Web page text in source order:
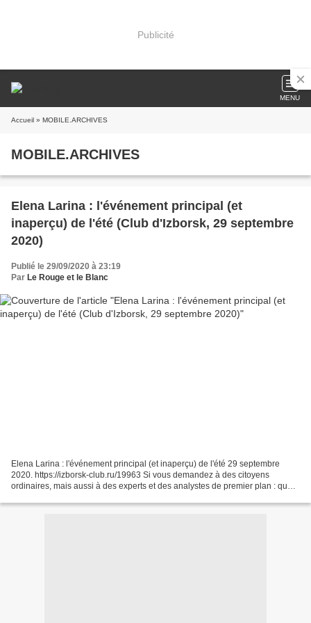
Publicité
MENU
Accueil » MOBILE.ARCHIVES
MOBILE.ARCHIVES
Elena Larina : l'événement principal (et
inaperçu) de l'été (Club d'Izborsk, 29 septembre
2020)
Publié le 29/09/2020 à 23:19
Par Le Rouge et le Blanc
Elena Larina : l'événement principal (et inaperçu) de l'été 29 septembre
2020. https://izborsk-club.ru/19963 Si vous demandez à des citoyens
ordinaires, mais aussi à des experts et des analystes de premier plan : quel